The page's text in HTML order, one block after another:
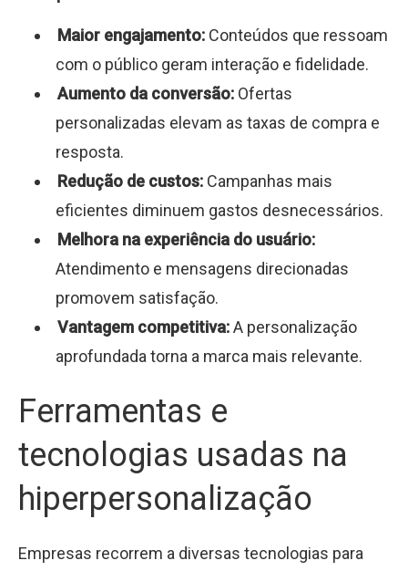
Maior engajamento: Conteúdos que ressoam
com o público geram interação e fidelidade.
Aumento da conversão: Ofertas
personalizadas elevam as taxas de compra e
resposta.
Redução de custos: Campanhas mais
eficientes diminuem gastos desnecessários.
Melhora na experiência do usuário:
Atendimento e mensagens direcionadas
promovem satisfação.
Vantagem competitiva:A personalização
aprofundada torna a marca mais relevante.
Ferramentas e
tecnologias usadas na
hiperpersonalização
Empresas recorrem a diversas tecnologias para